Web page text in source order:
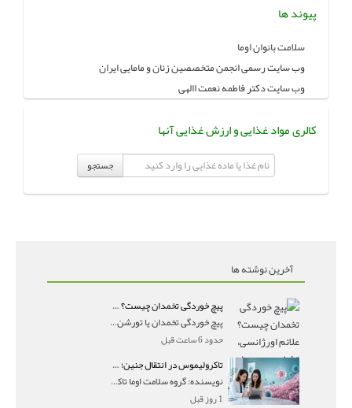
پیوند ها
سلامت بانوان اوما
وب سایت رسمی انجمن متخصصین زنان و مامایی ایران
وب سایت دکتر فاطمه نعمت االهی
کالری مواد غذایی و ارزش غذایی آنها
جستجو
آخرین نوشته ها
پیچ خوردگی تخمدان چیست؟ علائم اورژانسی، تشخیص و درمان تورشن تخمدان
پیچ خوردگی تخمدان یا تورشن تخمدان زمانی رخ می‌ده
حدود 6 ساعت قبل
تاکرولیموس در انتقال جنین؛ آیا شانس لانه‌گزینی را افزایش می‌دهد؟
نویسنده: گروه سلامت اوما تاکرولیموس در انتقال جنین
1 روز قبل